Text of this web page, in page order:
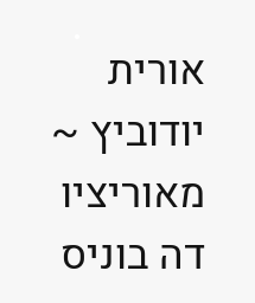
אורית
יודוביץ ~
מאוריציו
דה בוניס